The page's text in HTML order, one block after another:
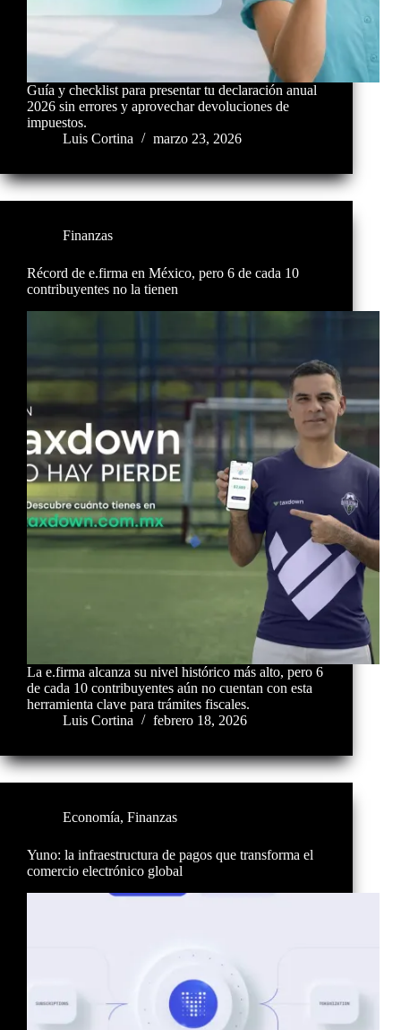
Guía y checklist para presentar tu declaración anual
2026 sin errores y aprovechar devoluciones de
impuestos.
Luis Cortina
marzo 23, 2026
Finanzas
Récord de e.firma en México, pero 6 de cada 10
contribuyentes no la tienen
La e.firma alcanza su nivel histórico más alto, pero 6
de cada 10 contribuyentes aún no cuentan con esta
herramienta clave para trámites fiscales.
Luis Cortina
febrero 18, 2026
Economía, Finanzas
Yuno: la infraestructura de pagos que transforma el
comercio electrónico global